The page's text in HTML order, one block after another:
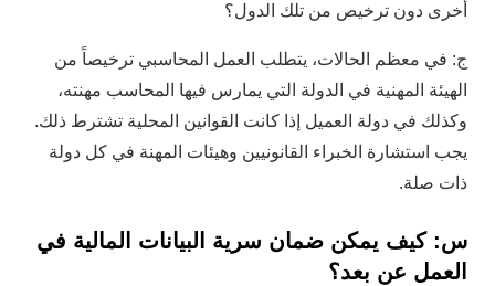
أخرى دون ترخيص من تلك الدول؟
ج: في معظم الحالات، يتطلب العمل المحاسبي ترخيصاً من
الهيئة المهنية في الدولة التي يمارس فيها المحاسب مهنته،
وكذلك في دولة العميل إذا كانت القوانين المحلية تشترط ذلك.
يجب استشارة الخبراء القانونيين وهيئات المهنة في كل دولة
ذات صلة.
س: كيف يمكن ضمان سرية البيانات المالية في
العمل عن بعد؟